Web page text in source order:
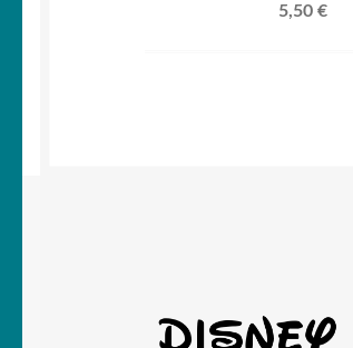
5,50 €